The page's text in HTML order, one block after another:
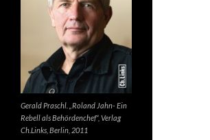
Gerald Praschl. „Roland Jahn- Ein
Rebell als Behördenchef“, Verlag
Ch.Links, Berlin, 2011